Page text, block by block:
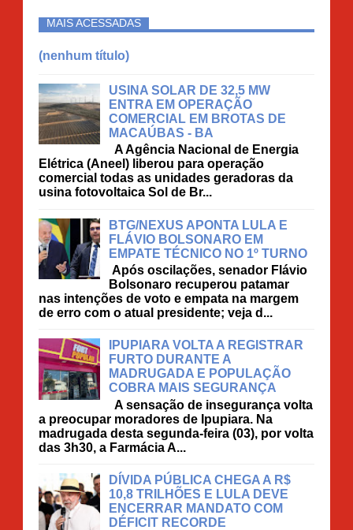
MAIS ACESSADAS
(nenhum título)
USINA SOLAR DE 32,5 MW
ENTRA EM OPERAÇÃO
COMERCIAL EM BROTAS DE
MACAÚBAS - BA
A Agência Nacional de Energia
Elétrica (Aneel) liberou para operação
comercial todas as unidades geradoras da
usina fotovoltaica Sol de Br...
BTG/NEXUS APONTA LULA E
FLÁVIO BOLSONARO EM
EMPATE TÉCNICO NO 1º TURNO
Após oscilações, senador Flávio
Bolsonaro recuperou patamar
nas intenções de voto e empata na margem
de erro com o atual presidente; veja d...
IPUPIARA VOLTA A REGISTRAR
FURTO DURANTE A
MADRUGADA E POPULAÇÃO
COBRA MAIS SEGURANÇA
A sensação de insegurança volta
a preocupar moradores de Ipupiara. Na
madrugada desta segunda-feira (03), por volta
das 3h30, a Farmácia A...
DÍVIDA PÚBLICA CHEGA A R$
10,8 TRILHÕES E LULA DEVE
ENCERRAR MANDATO COM
DÉFICIT RECORDE